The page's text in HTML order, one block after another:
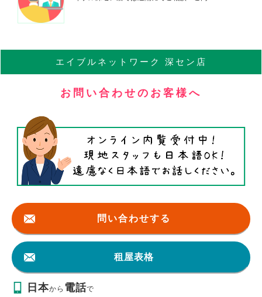
エイブル ネットワーク 深セン店
お問い合わせのお客様へ
問い合わせする
租屋表格
日本から 電話で